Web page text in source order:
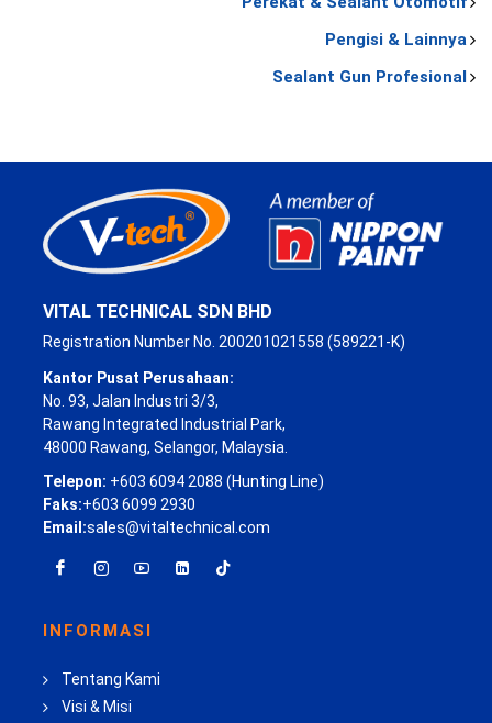
Pengisi & Lainnya
Sealant Gun Profesional
VITAL TECHNICAL SDN BHD
Registration Number No. 200201021558 (589221-K)
Kantor Pusat Perusahaan:
No. 93, Jalan Industri 3/3,
Rawang Integrated Industrial Park,
48000 Rawang, Selangor, Malaysia.
Telepon: +603 6094 2088 (Hunting Line)
Faks:+603 6099 2930
Email:sales@vitaltechnical.com
INFORMASI
Tentang Kami
Visi & Misi